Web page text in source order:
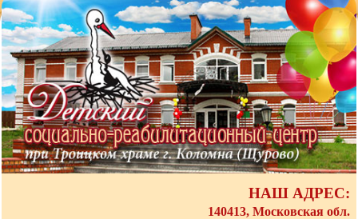
НАШ АДРЕС:
140413, Московская обл.